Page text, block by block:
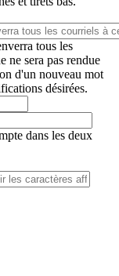
tous les
ne sera pas rendue
d'un nouveau mot
désirées.
dans les deux